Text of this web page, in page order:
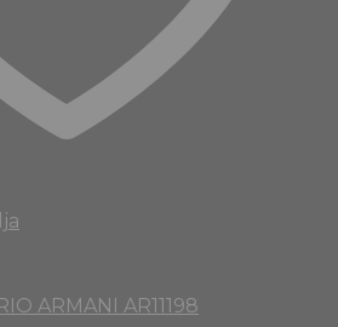
ARMANI AR11198